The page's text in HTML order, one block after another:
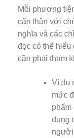
Mỗi phương
cẩn thận với
nghĩa và các
đọc có thể
cần phải tham
Ví dụ
mức
phẩm
dụng
người